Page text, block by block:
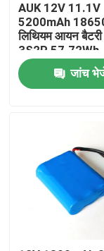
वीडियो
AUK 12V 11.1V
5200mAh
लिथियम आयन
3S2P 57.72Wh
UN38.3 MSDS
IEC62133 के साथ
टूल्स के लिए
जांच